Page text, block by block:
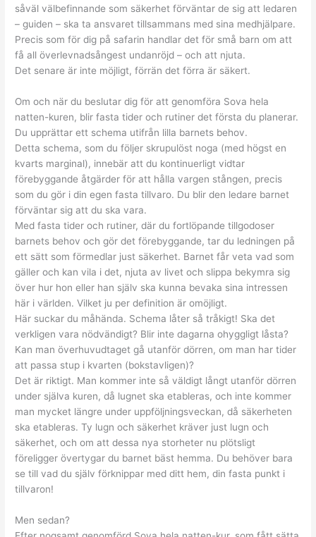
såväl välbefinnande som säkerhet förväntar de sig att ledaren
– guiden – ska ta ansvaret tillsammans med sina medhjälpare.
Precis som för dig på safarin handlar det för små barn om att
få all överlevnadsångest undanröjd – och att njuta.
Det senare är inte möjligt, förrän det förra är säkert.
Om och när du beslutar dig för att genomföra Sova hela
natten-kuren, blir fasta tider och rutiner det första du planerar.
Du upprättar ett schema utifrån lilla barnets behov.
Detta schema, som du följer skrupulöst noga (med högst en
kvarts marginal), innebär att du kontinuerligt vidtar
förebyggande åtgärder för att hålla vargen stången, precis
som du gör i din egen fasta tillvaro. Du blir den ledare barnet
förväntar sig att du ska vara.
Med fasta tider och rutiner, där du fortlöpande tillgodoser
barnets behov och gör det förebyggande, tar du ledningen på
ett sätt som förmedlar just säkerhet. Barnet får veta vad som
gäller och kan vila i det, njuta av livet och slippa bekymra sig
över hur hon eller han själv ska kunna bevaka sina intressen
här i världen. Vilket ju per definition är omöjligt.
Här suckar du måhända. Schema låter så tråkigt! Ska det
verkligen vara nödvändigt? Blir inte dagarna ohyggligt låsta?
Kan man överhuvudtaget gå utanför dörren, om man har tider
att passa stup i kvarten (bokstavligen)?
Det är riktigt. Man kommer inte så väldigt långt utanför dörren
under själva kuren, då lugnet ska etableras, och inte kommer
man mycket längre under uppföljningsveckan, då säkerheten
ska etableras. Ty lugn och säkerhet kräver just lugn och
säkerhet, och om att dessa nya storheter nu plötsligt
föreligger övertygar du barnet bäst hemma. Du behöver bara
se till vad du själv förknippar med ditt hem, din fasta punkt i
tillvaron!
Men sedan?